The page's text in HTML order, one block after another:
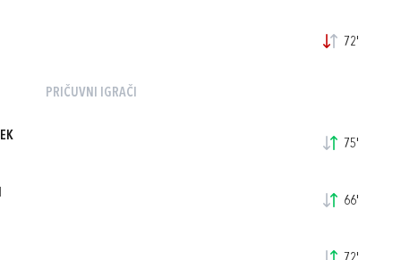
72'
PRIČUVNI IGRAČI
75'
66'